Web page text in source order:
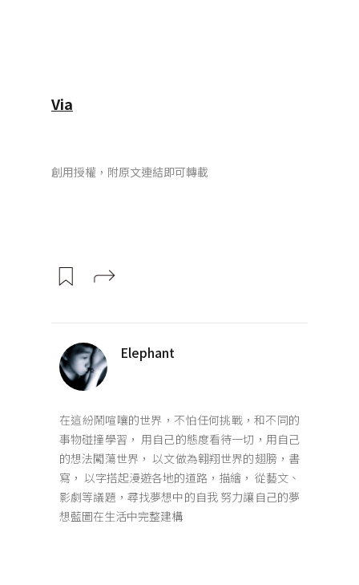
Via
創用授權，附原文連結即可轉載
Elephant
在這紛鬧喧嚷的世界，不怕任何挑戰，和不同的
事物碰撞學習， 用自己的態度看待一切，用自己
的想法闖蕩世界， 以文做為翱翔世界的翅膀，書
寫， 以字搭起漫遊各地的道路，描繪， 從藝文、
影劇等議題，尋找夢想中的自我 努力讓自己的夢
想藍圖在生活中完整建構